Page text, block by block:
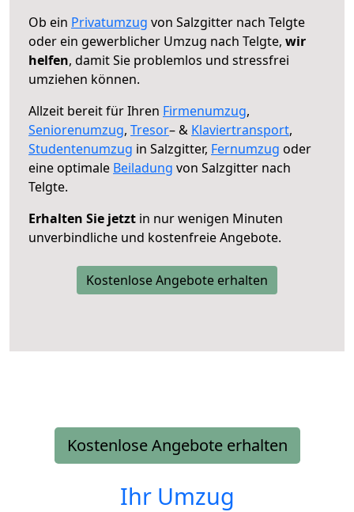
Ob ein Privatumzug von Salzgitter nach Telgte
oder ein gewerblicher Umzug nach Telgte, wir
helfen, damit Sie problemlos und stressfrei
umziehen können.
Allzeit bereit für Ihren Firmenumzug,
Seniorenumzug, Tresor– & Klaviertransport,
Studentenumzug in Salzgitter, Fernumzug oder
eine optimale Beiladung von Salzgitter nach
Telgte.
Erhalten Sie jetzt in nur wenigen Minuten
unverbindliche und kostenfreie Angebote.
Kostenlose Angebote erhalten
Kostenlose Angebote erhalten
Ihr Umzug